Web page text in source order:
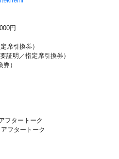
円
席引換券）
証明／指定席引換券）
）
フタートーク
フタートーク